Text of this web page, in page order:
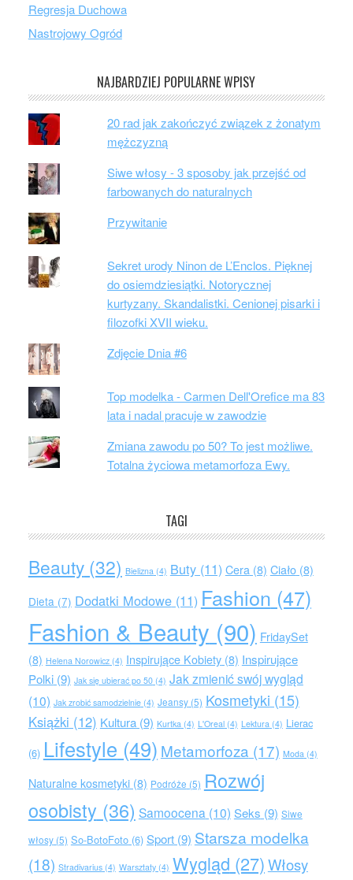
Regresja Duchowa
Nastrojowy Ogród
NAJBARDZIEJ POPULARNE WPISY
20 rad jak zakończyć związek z żonatym
mężczyzną
Siwe włosy - 3 sposoby jak przejść od
farbowanych do naturalnych
Przywitanie
Sekret urody Ninon de L’Enclos. Pięknej
do osiemdziesiątki. Notorycznej
kurtyzany. Skandalistki. Cenionej pisarki i
filozofki XVII wieku.
Zdjęcie Dnia #6
Top modelka - Carmen Dell'Orefice ma 83
lata i nadal pracuje w zawodzie
Zmiana zawodu po 50? To jest możliwe.
Totalna życiowa metamorfoza Ewy.
TAGI
Beauty(32) Bielizna(4) Buty(11) Cera(8) Ciało(8)
Dieta(7) Dodatki Modowe(11) Fashion (47)
Fashion & Beauty (90) FridaySet
(8) Helena Norowicz(4) Inspirujące Kobiety(8) Inspirujące
Polki(9) Jak się ubierać po 50(4) Jak zmienić swój wygląd
(10) Jak zrobić samodzielnie(4) Jeansy(5) Kosmetyki (15)
Książki (12) Kultura(9) Kurtka(4) L'Oreal(4) Lektura(4) Lierac
(6) Lifestyle (49) Metamorfoza (17) Moda(4)
Naturalne kosmetyki(8) Podróże (5) Rozwój
osobisty (36) Samoocena (10) Seks (9) Siwe
włosy(5) So-BotoFoto(6) Sport(9) Starsza modelka
(18) Stradivarius(4) Warsztaty(4) Wygląd (27)Włosy